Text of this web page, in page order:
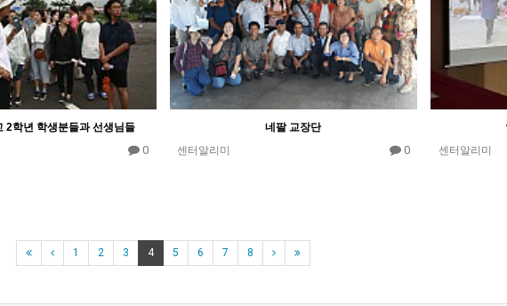
2학년 학생분들과 선생님들
0
네팔 교장단
센터알리미
0
센터알리미
1 2 3 4 5 6 7 8